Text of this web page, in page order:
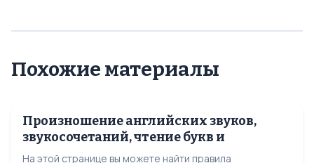
Похожие материалы
Произношение английских звуков,
звукосочетаний, чтение букв и
На этой странице вы можете найти правила